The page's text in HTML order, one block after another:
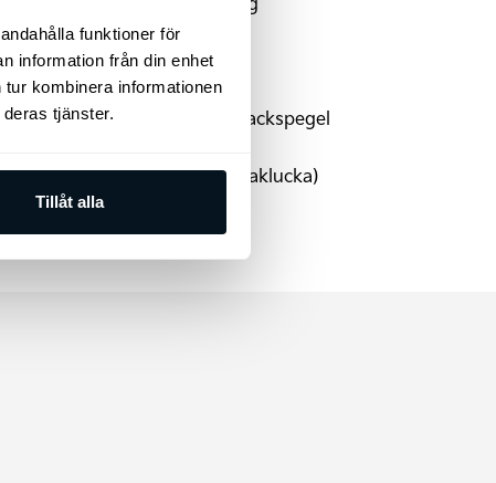
funktioner för
information från din enhet
kombinera informationen
tjänster.
Tillåt alla
Takreling
Vätskekylt batteri
ställbar i höjdled
Aut. avbländbar innerbackspegel
LED bakljus (sida och baklucka)
V2L